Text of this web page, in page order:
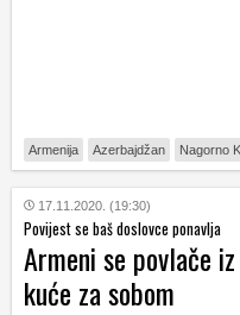
Armenija Azerbajdžan Nagorno
17.11.2020. (19:30)
Povijest se baš doslovce ponavlja
Armeni se povlače
kuće za sobom